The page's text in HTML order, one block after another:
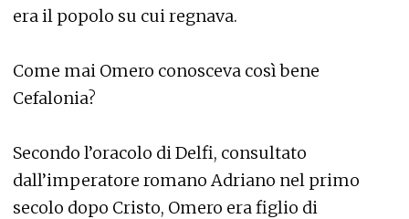
era il popolo su cui regnava.
Come mai Omero conosceva così bene
Cefalonia?
Secondo l’oracolo di Delfi, consultato
dall’imperatore romano Adriano nel primo
secolo dopo Cristo, Omero era figlio di